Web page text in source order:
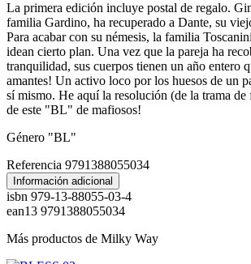
La primera edición incluye postal de regalo.
familia Gardino, ha recuperado a Dante, su
Para acabar con su némesis, la familia
idean cierto plan. Una vez que la pareja ha
tranquilidad, sus cuerpos tienen un año entero
amantes! Un activo loco por los huesos de un
sí mismo. He aquí la resolución (de la trama de
de este "BL" de mafiosos!
Género "BL"
Referencia 9791388055034
Información adicional
isbn 979-13-88055-03-4
ean13 9791388055034
Más productos de Milky Way